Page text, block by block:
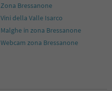
Zona Bressanone
Vini della Valle Isarco
Malghe in zona Bressanone
Webcam zona Bressanone